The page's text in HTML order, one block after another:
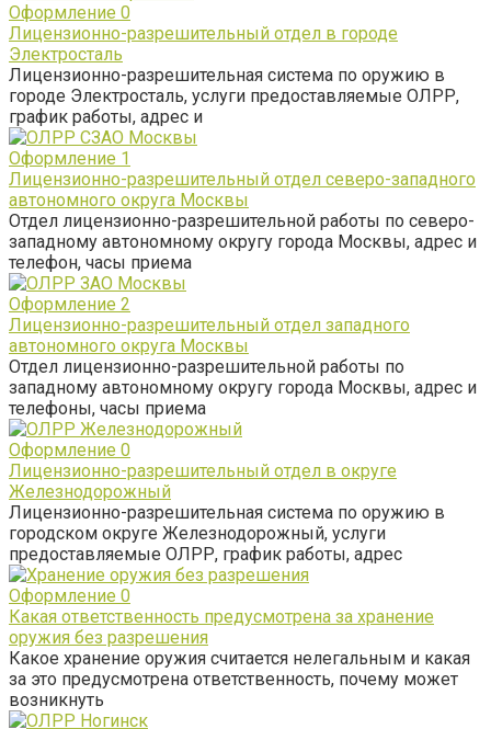
Оформление 0
Лицензионно-разрешительный отдел в городе
Электросталь
Лицензионно-разрешительная система по оружию в
городе Электросталь, услуги предоставляемые ОЛРР,
график работы, адрес и
Оформление 1
Лицензионно-разрешительный отдел северо-западного
автономного округа Москвы
Отдел лицензионно-разрешительной работы по северо-
западному автономному округу города Москвы, адрес и
телефон, часы приема
Оформление 2
Лицензионно-разрешительный отдел западного
автономного округа Москвы
Отдел лицензионно-разрешительной работы по
западному автономному округу города Москвы, адрес и
телефоны, часы приема
Оформление 0
Лицензионно-разрешительный отдел в округе
Железнодорожный
Лицензионно-разрешительная система по оружию в
городском округе Железнодорожный, услуги
предоставляемые ОЛРР, график работы, адрес
Оформление 0
Какая ответственность предусмотрена за хранение
оружия без разрешения
Какое хранение оружия считается нелегальным и какая
за это предусмотрена ответственность, почему может
возникнуть